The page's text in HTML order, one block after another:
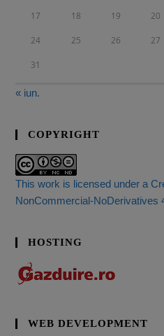
17 18 19 20
24 25 26 27
31
« iun.
COPYRIGHT
This work is licensed under a
NonCommercial-NoDerivatives
HOSTING
WEB DEVELOPMENT